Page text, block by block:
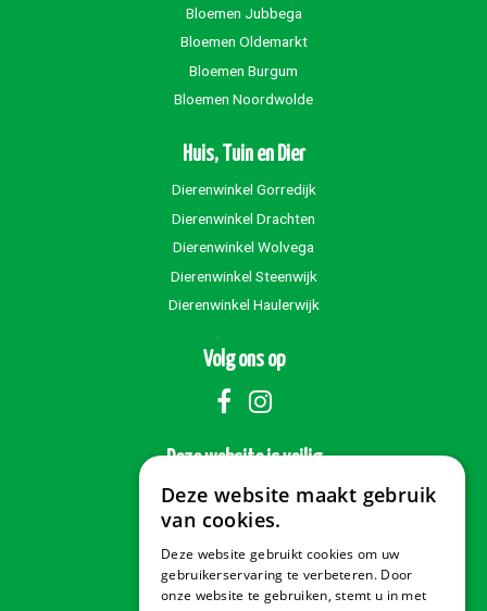
Bloemen Jubbega
Bloemen Oldemarkt
Bloemen Burgum
Bloemen Noordwolde
Huis, Tuin en Dier
Dierenwinkel Gorredijk
Dierenwinkel Drachten
Dierenwinkel Wolvega
Dierenwinkel Steenwijk
Dierenwinkel Haulerwijk
Volg ons op
Deze website is veilig
Veilig betalen
Deze website maakt gebruik
van cookies.
Deze website gebruikt cookies om uw
gebruikerservaring te verbeteren. Door
onze website te gebruiken, stemt u in met